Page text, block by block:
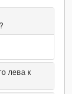
лева к